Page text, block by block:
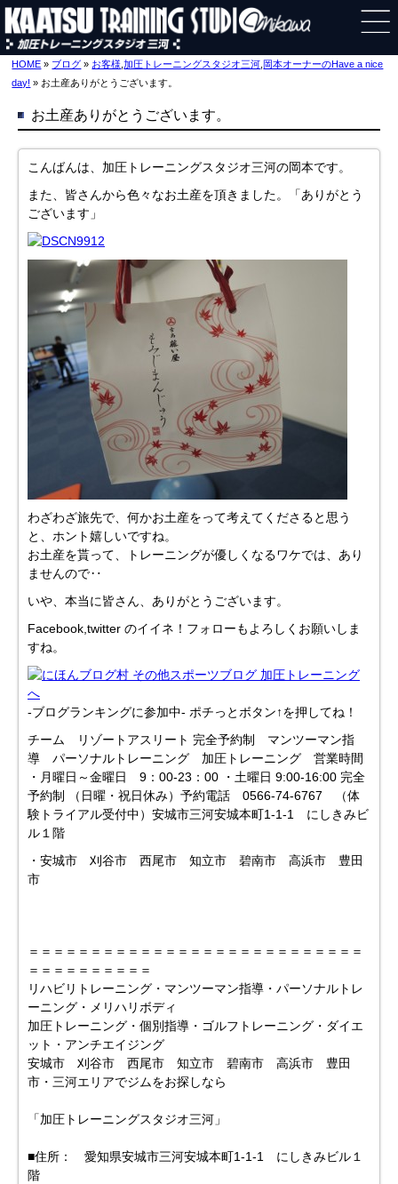
HOME » ブログ » お客様,加圧トレーニングスタジオ三河, 岡本オーナーのHave a nice
day! » お土産ありがとうございます。
お土産ありがとうございます。
こんばんは、加圧トレーニングスタジオ三河の岡本です。
また、皆さんから色々なお土産を頂きました。「ありがとう
ございます」
わざわざ旅先で、何かお土産をって考えてくださると思う
と、ホント嬉しいですね。
お土産を貰って、トレーニングが優しくなるワケでは、あり
ませんので‥
いや、本当に皆さん、ありがとうございます。
Facebook,twitter のイイネ！フォローもよろしくお願いしま
すね。
-ブログランキングに参加中- ポチっとボタン↑を押してね！
チーム リゾートアスリート 完全予約制 マンツーマン指
導 パーソナルトレーニング 加圧トレーニング 営業時間
・月曜日～金曜日 9：00-23：00 ・土曜日 9:00-16:00 完全
予約制 （日曜・祝日休み）予約電話 0566-74-6767 （体
験トライアル受付中）安城市三河安城本町1-1-1 にしきみビ
ル１階
・安城市 刈谷市 西尾市 知立市 碧南市 高浜市 豊田
市
＝＝＝＝＝＝＝＝＝＝＝＝＝＝＝＝＝＝＝＝＝＝＝＝＝＝＝
＝＝＝＝＝＝＝＝＝＝
リハビリトレーニング・マンツーマン指導・パーソナルトレ
ーニング・メリハリボディ
加圧トレーニング・個別指導・ゴルフトレーニング・ダイエ
ット・アンチエイジング
安城市 刈谷市 西尾市 知立市 碧南市 高浜市 豊田
市・三河エリアでジムをお探しなら
「加圧トレーニングスタジオ三河」
■住所： 愛知県安城市三河安城本町1-1-1 にしきみビル１
階